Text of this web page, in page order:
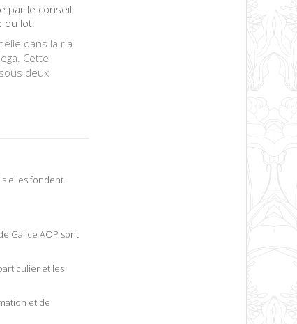
par le conseil
du lot.
dans la ria
Cette
deux
elles fondent
Galice AOP sont
et les
et de